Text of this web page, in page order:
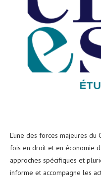
L’une des forces majeures du
fois en droit et en économie
approches spécifiques et
informe et accompagne les